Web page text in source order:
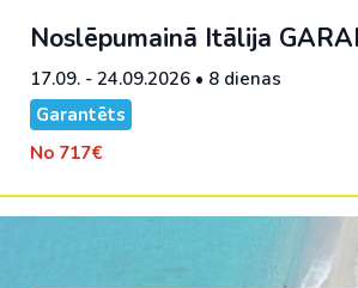
Noslēpumainā Itālija
17.09. - 24.09.2026 • 8 dienas
Garantēts
No 717€